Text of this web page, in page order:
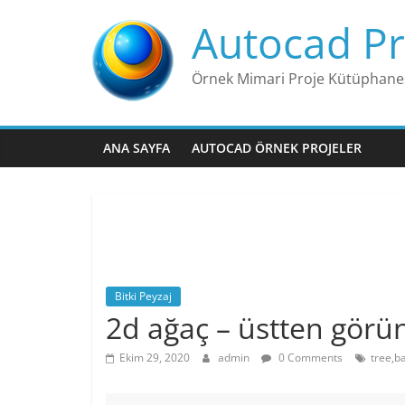
Autocad
Örnek Mimari Proje
ANA SAYFA AUTOCAD ÖRNEK PROJELER
Bitki Peyzaj
2d ağaç – üstten
Ekim 29, 2020 admin 0 Comments